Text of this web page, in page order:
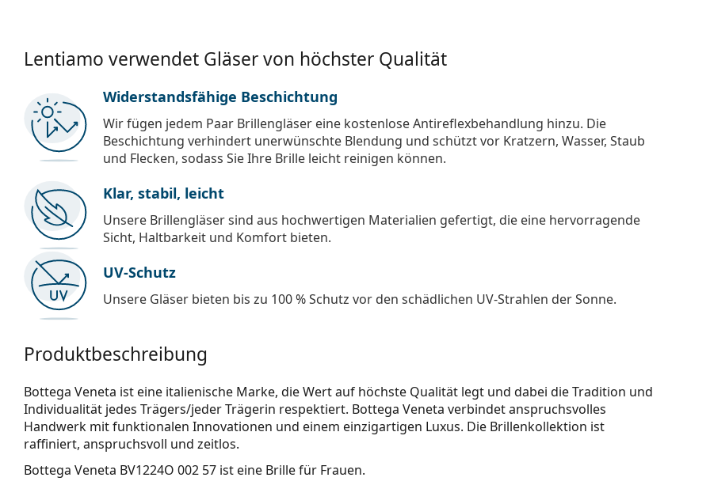
Lentiamo verwendet Gläser von höchster Qualität
Widerstandsfähige Beschichtung
Wir fügen jedem Paar Brillengläser eine kostenlose Antireflexbehandlung hinzu. Die
Beschichtung verhindert unerwünschte Blendung und schützt vor Kratzern, Wasser, Staub
und Flecken, sodass Sie Ihre Brille leicht reinigen können.
Klar, stabil, leicht
Unsere Brillengläser sind aus hochwertigen Materialien gefertigt, die eine hervorragende
Sicht, Haltbarkeit und Komfort bieten.
UV-Schutz
Unsere Gläser bieten bis zu 100 % Schutz vor den schädlichen UV-Strahlen der Sonne.
Produktbeschreibung
Bottega Veneta ist eine italienische Marke, die Wert auf höchste Qualität legt und dabei die Tradition und
Individualität jedes Trägers/jeder Trägerin respektiert. Bottega Veneta verbindet anspruchsvolles
Handwerk mit funktionalen Innovationen und einem einzigartigen Luxus. Die Brillenkollektion ist
raffiniert, anspruchsvoll und zeitlos.
Bottega Veneta BV1224O 002 57 ist eine Brille für Frauen.